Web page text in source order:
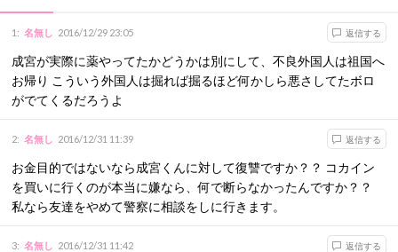
1 : 名無し 2016/12/29 23:05 返信する
成宮が実際に薬やってたかどうかは別にして、不良外国人は祖国へ
お帰り こういう外国人は掘れば掘るほど何かしら悪さしてたボロ
がでてくるだろうよ
2: 名無し 2016/12/31 11:39 返信する
お金目的ではないなら成宮くんに対して復讐ですか？？ コカイン
を買いに行くのが本当に嫌なら、何で断らなかったんですか？？
私なら友達をやめて警察に相談をしに行きます。
3: 名無し 2016/12/31 11:42 返信する